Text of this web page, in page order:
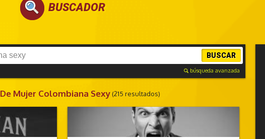
BUSCADOR
BUSCAR
búsqueda avanzada
Mujer Colombiana Sexy(215 resultados)